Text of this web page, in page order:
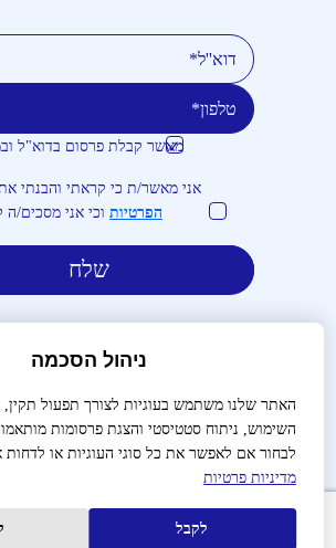
מאשר קבלת פרסום בדוא"ל
אני מאשר/ת כי קראתי והבנתי
הפרטיות וכי אני מסכים/ה
לבירורים והזמנות:
שאלות נפוצות צור קשר
עיצוב האתר
ניהול הסכמה
האתר שלנו משתמש בעוגיות לצורך תפעול תקין,
השימוש, ניתוח סטטיסטי והצגת פרסומות
לבחור אם לאפשר את כל סוגי העוגיות או לדחות
מדיניות פרטיות
לקבל